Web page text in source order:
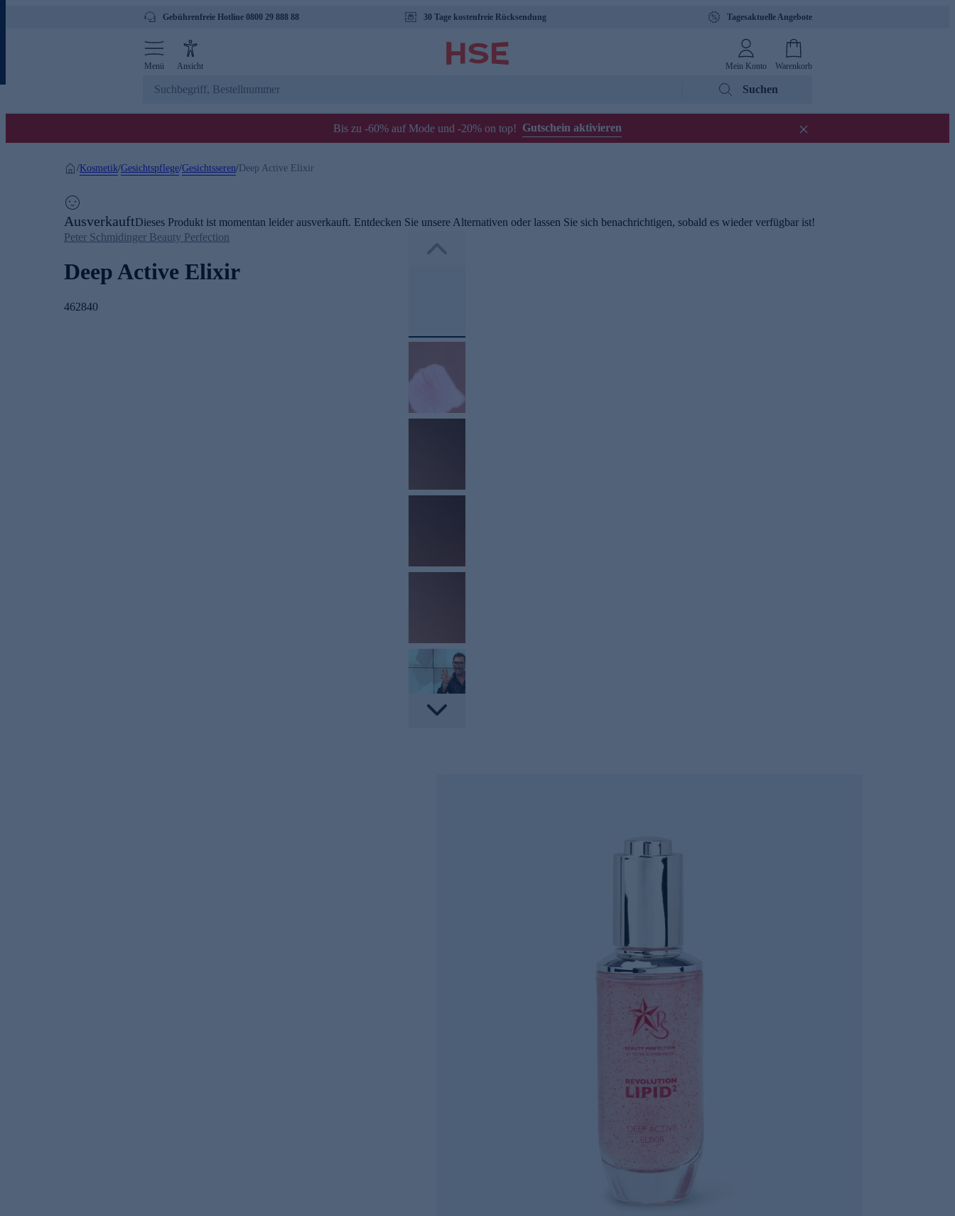
Gebührenfreie Hotline 0800 29 888 88 30 Tage kostenfreie Rücksendung Tagesaktuelle Angebote
Menü Ansicht Mein Konto Warenkorb
Suchen
Bis zu -60% auf Mode und -20% on top! Gutschein aktivieren
/Kosmetik/Gesichtspflege/Gesichtsseren/ Deep Active Elixir
AusverkauftDieses Produkt ist momentan leider ausverkauft. Entdecken Sie unsere Alternativen oder lassen Sie sich benachrichtigen, sobald es wieder verfügbar ist!
Peter Schmidinger Beauty Perfection
Deep Active Elixir
462840